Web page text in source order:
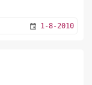
1-8-2010